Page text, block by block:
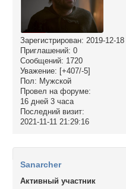
Зарегистрирован: 2019-12-18
Приглашений: 0
Сообщений: 1720
Уважение: [+407/-5]
Пол: Мужской
Провел на форуме:
16 дней 3 часа
Последний визит:
2021-11-11 21:29:16
Sanarcher
Активный участник